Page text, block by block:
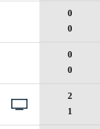
0
0
0
0
2
1